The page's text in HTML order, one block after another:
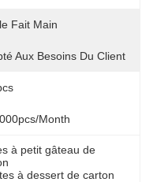
Fait Main
Aux Besoins Du Client
month
à petit gâteau de
à dessert de carton